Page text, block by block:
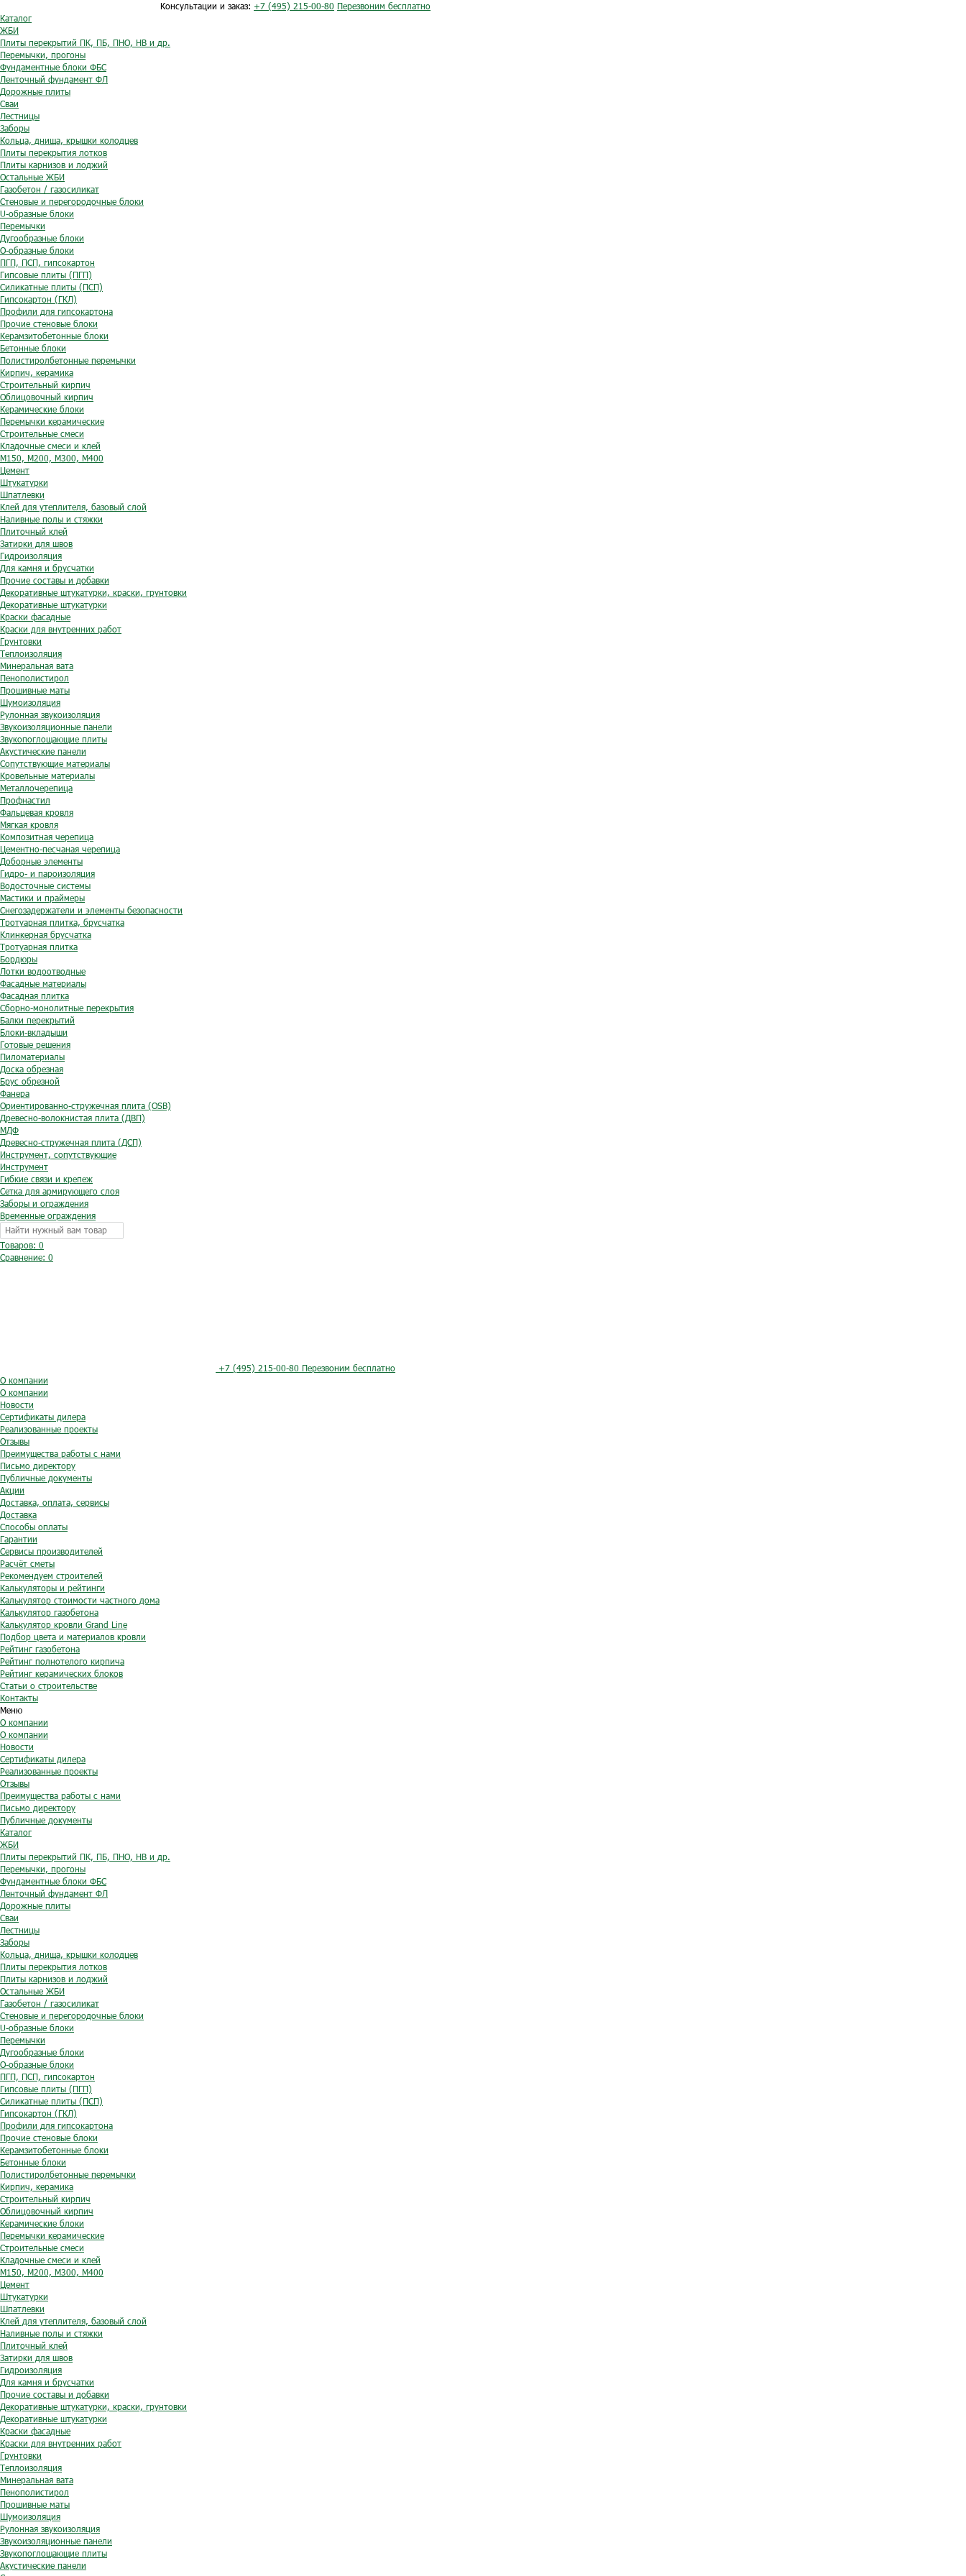
Консультации и заказ: +7 (495) 215-00-80 Перезвоним бесплатно
Каталог
ЖБИ
Плиты перекрытий ПК, ПБ, ПНО, НВ и др.
Перемычки, прогоны
Фундаментные блоки ФБС
Ленточный фундамент ФЛ
Дорожные плиты
Сваи
Лестницы
Заборы
Кольца, днища, крышки колодцев
Плиты перекрытия лотков
Плиты карнизов и лоджий
Остальные ЖБИ
Газобетон / газосиликат
Стеновые и перегородочные блоки
U-образные блоки
Перемычки
Дугообразные блоки
O-образные блоки
ПГП, ПСП, гипсокартон
Гипсовые плиты (ПГП)
Силикатные плиты (ПСП)
Гипсокартон (ГКЛ)
Профили для гипсокартона
Прочие стеновые блоки
Керамзитобетонные блоки
Бетонные блоки
Полистиролбетонные перемычки
Кирпич, керамика
Строительный кирпич
Облицовочный кирпич
Керамические блоки
Перемычки керамические
Строительные смеси
Кладочные смеси и клей
М150, М200, М300, М400
Цемент
Штукатурки
Шпатлевки
Клей для утеплителя, базовый слой
Наливные полы и стяжки
Плиточный клей
Затирки для швов
Гидроизоляция
Для камня и брусчатки
Прочие составы и добавки
Декоративные штукатурки, краски, грунтовки
Декоративные штукатурки
Краски фасадные
Краски для внутренних работ
Грунтовки
Теплоизоляция
Минеральная вата
Пенополистирол
Прошивные маты
Шумоизоляция
Рулонная звукоизоляция
Звукоизоляционные панели
Звукопоглощающие плиты
Акустические панели
Сопутствующие материалы
Кровельные материалы
Металлочерепица
Профнастил
Фальцевая кровля
Мягкая кровля
Композитная черепица
Цементно-песчаная черепица
Доборные элементы
Гидро- и пароизоляция
Водосточные системы
Мастики и праймеры
Снегозадержатели и элементы безопасности
Тротуарная плитка, брусчатка
Клинкерная брусчатка
Тротуарная плитка
Бордюры
Лотки водоотводные
Фасадные материалы
Фасадная плитка
Сборно-монолитные перекрытия
Балки перекрытий
Блоки-вкладыши
Готовые решения
Пиломатериалы
Доска обрезная
Брус обрезной
Фанера
Ориентированно-стружечная плита (OSB)
Древесно-волокнистая плита (ДВП)
МДФ
Древесно-стружечная плита (ДСП)
Инструмент, сопутствующие
Инструмент
Гибкие связи и крепеж
Сетка для армирующего слоя
Заборы и ограждения
Временные ограждения
Товаров: 0
Сравнение: 0
+7 (495) 215-00-80 Перезвоним бесплатно
О компании
О компании
Новости
Сертификаты дилера
Реализованные проекты
Отзывы
Преимущества работы с нами
Письмо директору
Публичные документы
Акции
Доставка, оплата, сервисы
Доставка
Способы оплаты
Гарантии
Сервисы производителей
Расчёт сметы
Рекомендуем строителей
Калькуляторы и рейтинги
Калькулятор стоимости частного дома
Калькулятор газобетона
Калькулятор кровли Grand Line
Подбор цвета и материалов кровли
Рейтинг газобетона
Рейтинг полнотелого кирпича
Рейтинг керамических блоков
Статьи о строительстве
Контакты
Меню
О компании
О компании
Новости
Сертификаты дилера
Реализованные проекты
Отзывы
Преимущества работы с нами
Письмо директору
Публичные документы
Каталог
ЖБИ
Плиты перекрытий ПК, ПБ, ПНО, НВ и др.
Перемычки, прогоны
Фундаментные блоки ФБС
Ленточный фундамент ФЛ
Дорожные плиты
Сваи
Лестницы
Заборы
Кольца, днища, крышки колодцев
Плиты перекрытия лотков
Плиты карнизов и лоджий
Остальные ЖБИ
Газобетон / газосиликат
Стеновые и перегородочные блоки
U-образные блоки
Перемычки
Дугообразные блоки
O-образные блоки
ПГП, ПСП, гипсокартон
Гипсовые плиты (ПГП)
Силикатные плиты (ПСП)
Гипсокартон (ГКЛ)
Профили для гипсокартона
Прочие стеновые блоки
Керамзитобетонные блоки
Бетонные блоки
Полистиролбетонные перемычки
Кирпич, керамика
Строительный кирпич
Облицовочный кирпич
Керамические блоки
Перемычки керамические
Строительные смеси
Кладочные смеси и клей
М150, М200, М300, М400
Цемент
Штукатурки
Шпатлевки
Клей для утеплителя, базовый слой
Наливные полы и стяжки
Плиточный клей
Затирки для швов
Гидроизоляция
Для камня и брусчатки
Прочие составы и добавки
Декоративные штукатурки, краски, грунтовки
Декоративные штукатурки
Краски фасадные
Краски для внутренних работ
Грунтовки
Теплоизоляция
Минеральная вата
Пенополистирол
Прошивные маты
Шумоизоляция
Рулонная звукоизоляция
Звукоизоляционные панели
Звукопоглощающие плиты
Акустические панели